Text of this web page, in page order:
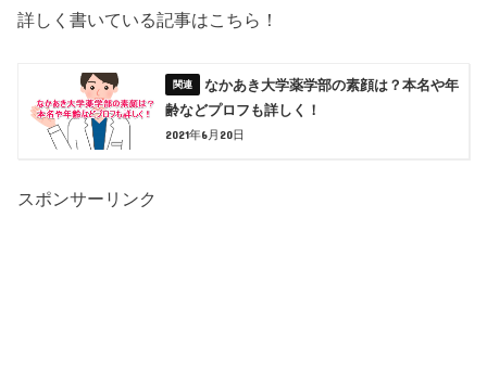
詳しく書いている記事はこちら！
なかあき大学薬学部の素顔は？本名や年
齢などプロフも詳しく！
2021年6月20日
スポンサーリンク